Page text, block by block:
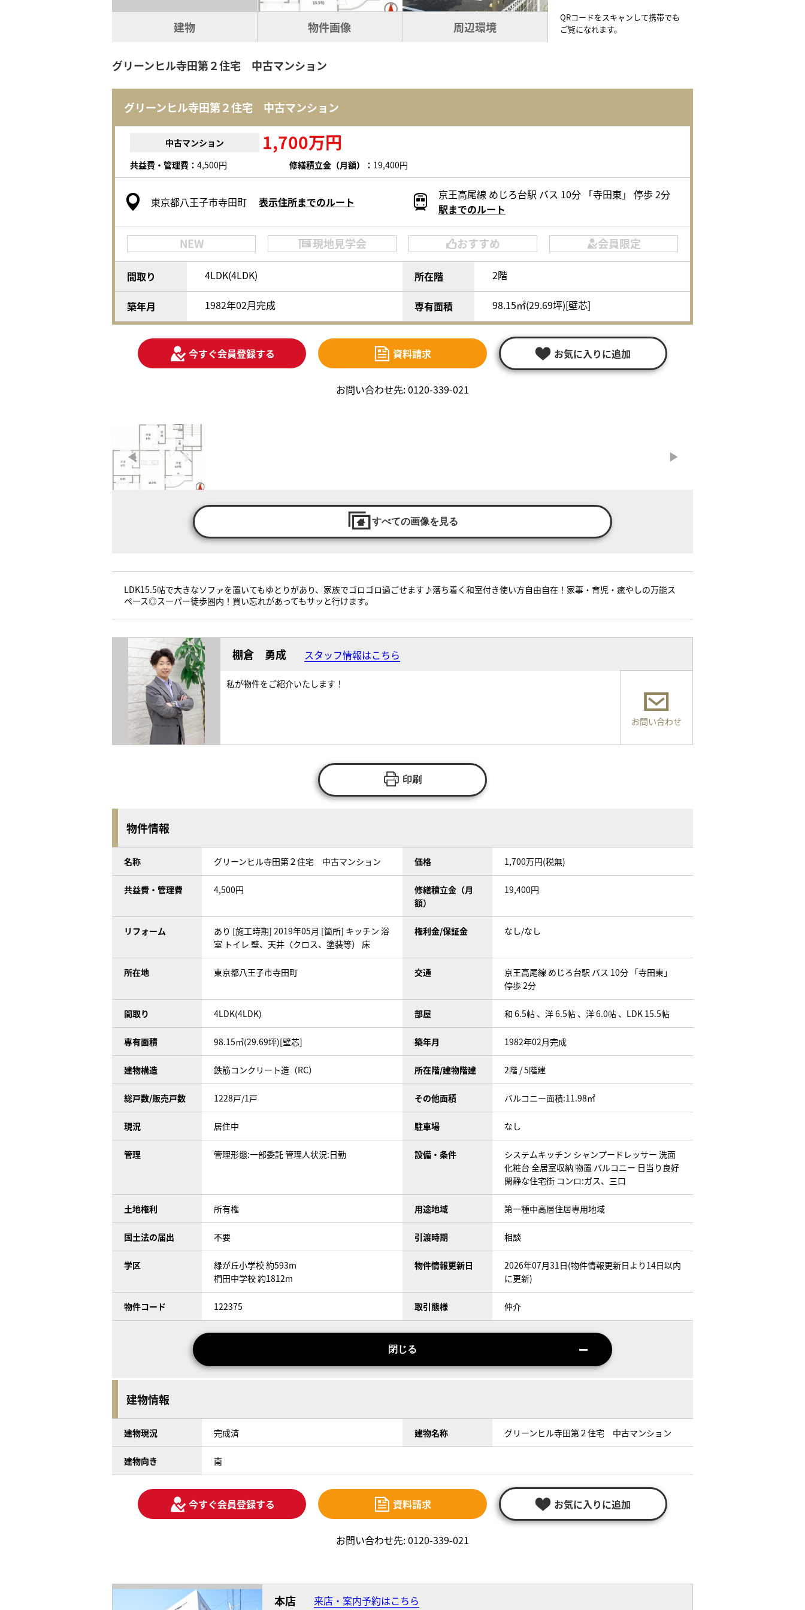
建物 物件画像 周辺環境
QRコードをスキャンして携帯でも
ご覧になれます。
グリーンヒル寺田第２住宅 中古マンション
グリーンヒル寺田第２住宅 中古マンション
中古マンション 1,700万円
共益費・管理費： 4,500円 修繕積立金（月額）： 19,400円
東京都八王子市寺田町 表示住所までのルート
京王高尾線 めじろ台駅 バス 10分 「寺田東」 停歩 2分
駅までのルート
NEW 現地見学会 おすすめ 会員限定
間取り 4LDK(4LDK) 所在階 2階
築年月 1982年02月完成 専有面積 98.15㎡(29.69坪)[壁芯]
今すぐ会員登録する 資料請求 お気に入りに追加
お問い合わせ先: 0120-339-021
すべての画像を見る
LDK15.5帖で大きなソファを置いてもゆとりがあり、家族でゴロゴロ過ごせます♪落ち着く和室付き使い方自由自在！家事・育児・癒やしの万能ス
ペース◎スーパー徒歩圏内！買い忘れがあってもサッと行けます。
棚倉 勇成 スタッフ情報はこちら
私が物件をご紹介いたします！
お問い合わせ
印刷
物件情報
名称 グリーンヒル寺田第２住宅 中古マンション 価格 1,700万円(税無)
共益費・管理費 4,500円
修繕積立金（月
額）
19,400円
リフォーム
あり [施工時期] 2019年05月 [箇所] キッチン 浴
室 トイレ 壁、天井（クロス、塗装等） 床
権利金/保証金 なし/なし
所在地 東京都八王子市寺田町 交通
京王高尾線 めじろ台駅 バス 10分 「寺田東」
停歩 2分
間取り 4LDK(4LDK) 部屋 和 6.5帖 、洋 6.5帖 、洋 6.0帖 、LDK 15.5帖
専有面積 98.15㎡(29.69坪)[壁芯] 築年月 1982年02月完成
建物構造 鉄筋コンクリート造（RC） 所在階/建物階建 2階 / 5階建
総戸数/販売戸数 1228戸/1戸 その他面積 バルコニー面積:11.98㎡
現況 居住中 駐車場 なし
管理 管理形態:一部委託 管理人状況:日勤 設備・条件 システムキッチン シャンプードレッサー 洗面
化粧台全居室収納 物置 バルコニー 日当り良好
閑静な住宅街 コンロ:ガス、三口
土地権利 所有権 用途地域 第一種中高層住居専用地域
国土法の届出 不要 引渡時期 相談
学区
緑が丘小学校 約593m
椚田中学校 約1812m
物件情報更新日
2026年07月31日(物件情報更新日より14日以内
に更新)
物件コード 122375 取引態様 仲介
閉じる
建物情報
建物現況 完成済 建物名称 グリーンヒル寺田第２住宅 中古マンション
建物向き 南
今すぐ会員登録する 資料請求 お気に入りに追加
お問い合わせ先: 0120-339-021
本店 来店・案内予約はこちら